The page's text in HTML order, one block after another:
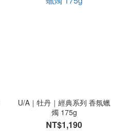
U/A｜牡丹｜經典系列 香氛蠟
燭 175g
NT$1,190